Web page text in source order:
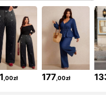
,00zł 177,00zł